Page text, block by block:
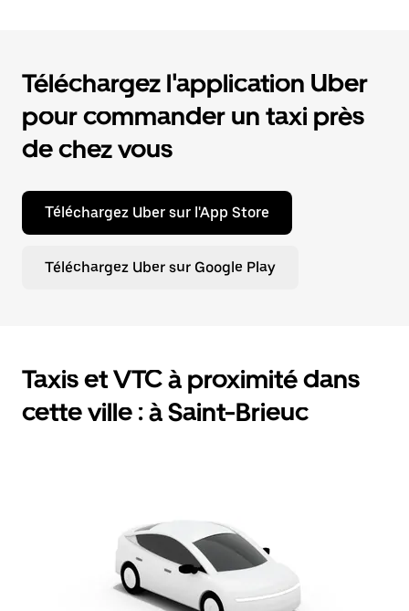
Téléchargez l'application Uber
pour commander un taxi près
de chez vous
Téléchargez Uber sur l'App Store
Téléchargez Uber sur Google Play
Taxis et VTC à proximité dans
cette ville : à Saint-Brieuc